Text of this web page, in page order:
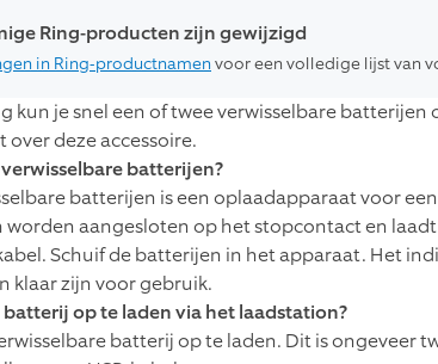
Ring-producten zijn gewijzigd
in Ring-productnamen voor een volledige lijst van
kun je snel een of twee verwisselbare
deze accessoire.
batterijen?
batterijen is een oplaadapparaat voor
aangesloten op het stopcontact en
Schuif de batterijen in het apparaat. Het
klaar zijn voor gebruik.
op te laden via het laadstation?
batterij op te laden. Dit is ongeveer